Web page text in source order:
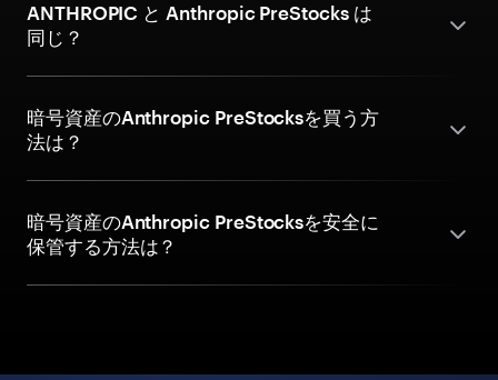
ANTHROPIC と Anthropic PreStocks は
同じ？
暗号資産のAnthropic PreStocksを買う方
法は？
暗号資産のAnthropic PreStocksを安全に
保管する方法は？